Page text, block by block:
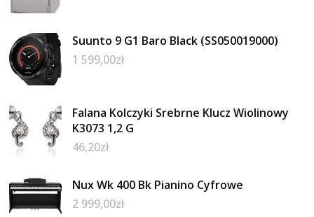
Suunto 9 G1 Baro Black (SS050019000)
1 599,00zł
Falana Kolczyki Srebrne Klucz Wiolinowy
K3073 1,2 G
46,20zł
Nux Wk 400 Bk Pianino Cyfrowe
2 999,00zł